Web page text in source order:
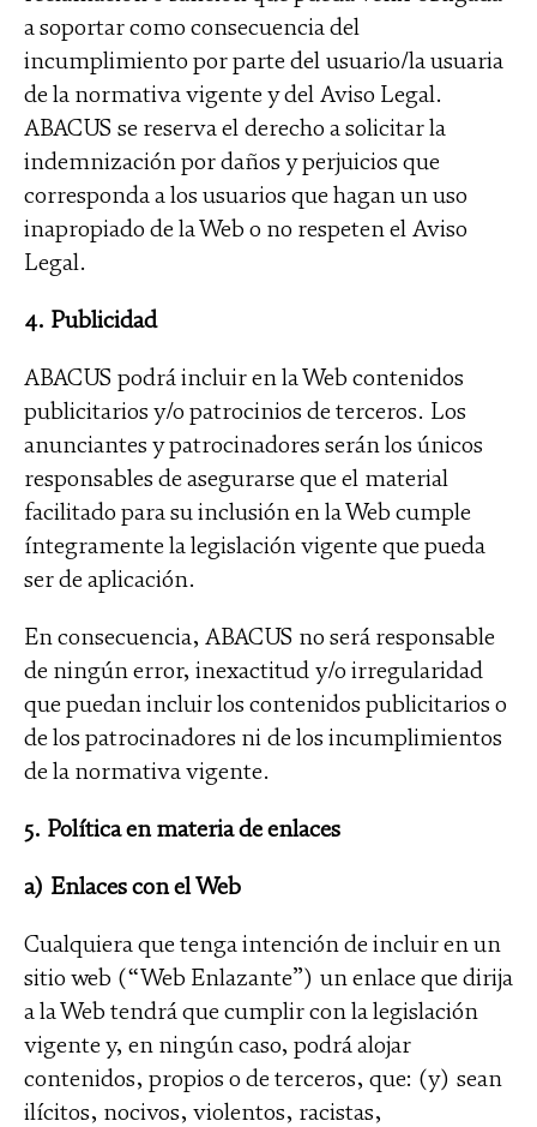
a soportar como consecuencia del
incumplimiento por parte del usuario/la usuaria
de la normativa vigente y del Aviso Legal.
ABACUS se reserva el derecho a solicitar la
indemnización por daños y perjuicios que
corresponda a los usuarios que hagan un uso
inapropiado de la Web o no respeten el Aviso
Legal.
4. Publicidad
ABACUS podrá incluir en la Web contenidos
publicitarios y/o patrocinios de terceros. Los
anunciantes y patrocinadores serán los únicos
responsables de asegurarse que el material
facilitado para su inclusión en la Web cumple
íntegramente la legislación vigente que pueda
ser de aplicación.
En consecuencia, ABACUS no será responsable
de ningún error, inexactitud y/o irregularidad
que puedan incluir los contenidos publicitarios o
de los patrocinadores ni de los incumplimientos
de la normativa vigente.
5. Política en materia de enlaces
a) Enlaces con el Web
Cualquiera que tenga intención de incluir en un
sitio web (“Web Enlazante”) un enlace que dirija
a la Web tendrá que cumplir con la legislación
vigente y, en ningún caso, podrá alojar
contenidos, propios o de terceros, que: (y) sean
ilícitos, nocivos, violentos, racistas,